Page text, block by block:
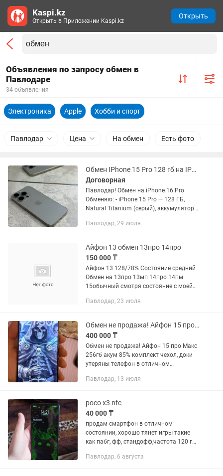
Объявления по запросу обмен в
Павлодаре
34 объявления
Электроника Apple Хобби и спорт
Павлодар Цена На обмен Есть фото
Обмен IPhone 15 Pro 128 гб на IPhone 16 Pro
Договорная
Павлодар! Обмен на iPhone 16 Pro
Обменяю: - iPhone 15 Pro — 128 ГБ,
Natural Titanium (серый), аккумулятор
Pro. Небольшая доплата. Пишите с
Павлодар, 29 июля
Айфон 13 обмен 13про 14про
150 000 ₸
Айфон 13 128/78% Состояние средний
Обмен на 13про 13мп 14про 14пм
15обычный смотря состояние с моей
Павлодар, 23 июля
Обмен не продажа! Айфон 15 про Макс 256гб акум 85%
400 000 ₸
Обмен не продажа! Айфон 15 про Макс
256гб акум 85% комплект чехол, доки
утеряны телефон в отличном
соответственно и фонарик обмен на
Павлодар, 13 июля
poco x3 nfc
40 000 ₸
продам смартфон в отличном
состоянии, хорошо тянет игры такие
как пабг, фф, стандофф,частота 120 гц
возможен обмен. телефон хороший,
Павлодар, 6 августа
Kaspi.kz
Открыть в Приложении Kaspi.kz
Открыть